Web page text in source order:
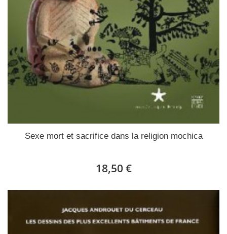
Sexe mort et sacrifice dans la religion mochica
18,50 €